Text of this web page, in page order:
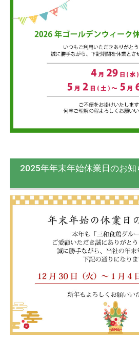
2025年年末年始休業日のお知